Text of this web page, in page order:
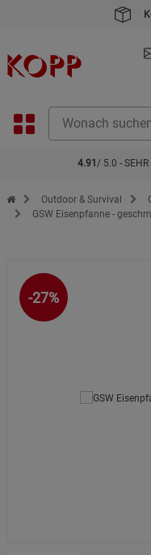
4.91 / 5.0 - SEHR
Zur Startseite des Kopp Verlag
Outdoor & Survival
GSW Eisenpfanne -
-27%